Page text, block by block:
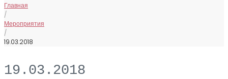
Главная
/
Мероприятия
/
19.03.2018
19.03.2018